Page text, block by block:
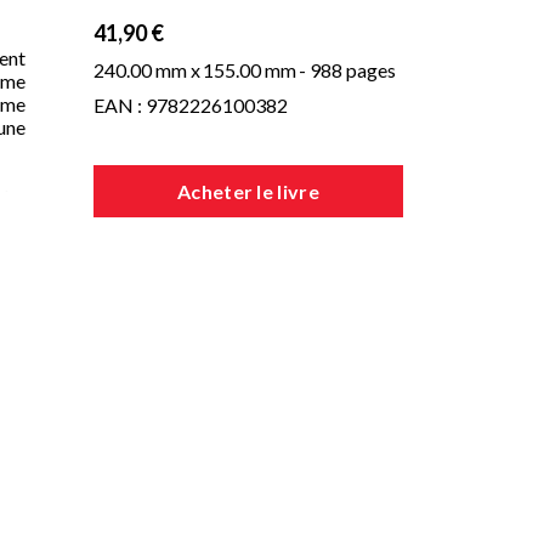
41,90 €
240.00 mm x155.00 mm- 988 pages
EAN : 9782226100382
Acheter le livre